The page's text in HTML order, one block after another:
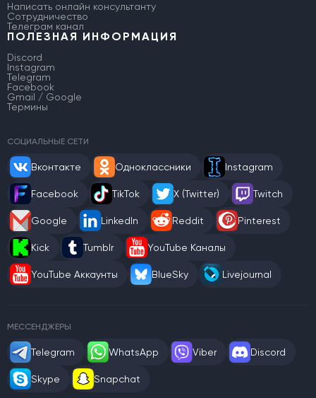
Написать онлайн консультанту
Сотрудничество
Телеграм канал
ПОЛЕЗНАЯ ИНФОРМАЦИЯ
Discord
Instagram
Telegram
Facebook
Gmail / Google
Термины
СОЦИАЛЬНЫЕ СЕТИ
Вконтакте Одноклассники Instagram
Facebook TikTok X (Twitter) Twitch
Google LinkedIn Reddit Pinterest
Kick Tumblr YouTube Каналы
YouTube Аккаунты BlueSky Livejournal
МЕССЕНДЖЕРЫ
Telegram WhatsApp Viber Discord
Skype Snapchat